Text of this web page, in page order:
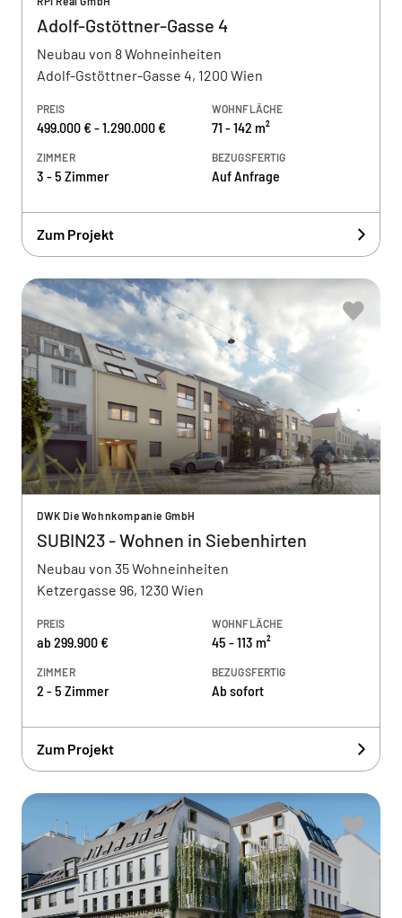
Adolf-Gstöttner-Gasse 4
Neubau von 8 Wohneinheiten
Adolf-Gstöttner-Gasse 4, 1200 Wien
PREIS
499.000 € - 1.290.000 €
WOHNFLÄCHE
71 - 142 m²
ZIMMER
3 - 5 Zimmer
BEZUGSFERTIG
Auf Anfrage
Zum Projekt
DWK Die Wohnkompanie GmbH
SUBIN23 - Wohnen in Siebenhirten
Neubau von 35 Wohneinheiten
Ketzergasse 96, 1230 Wien
PREIS
ab 299.900 €
WOHNFLÄCHE
45 - 113 m²
ZIMMER
2 - 5 Zimmer
BEZUGSFERTIG
Ab sofort
Zum Projekt